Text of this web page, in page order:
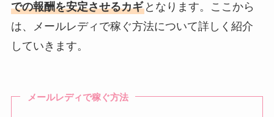
での報酬を安定させるカギとなります。ここから
は、メールレディで稼ぐ方法について詳しく紹介
していきます。
メールレディで稼ぐ方法